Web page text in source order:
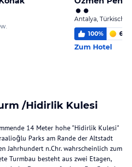
Antalya, Türkische
100% 6,0
Zum Hotel
/Hidirlik Kulesi
14 Meter hohe "Hidirlik Kulesi"
Parks am Rande der Altstadt
Jahrhundert n.Chr. wahrscheinlich zum
Turmbau besteht aus zwei Etagen,